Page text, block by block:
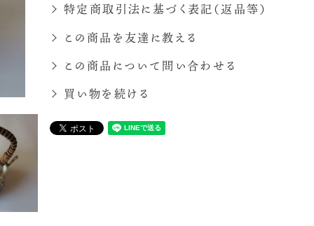
特定商取引法に基づく表記（返品等）
この商品を友達に教える
この商品について問い合わせる
買い物を続ける